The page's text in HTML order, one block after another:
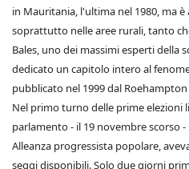
in Mauritania, l'ultima nel 1980, ma
soprattutto nelle aree rurali, tanto
Bales, uno dei massimi esperti della
dedicato un capitolo intero al
pubblicato nel 1999 dal
Nel primo turno delle prime elezioni
parlamento - il 19 novembre scorso
Alleanza progressista popolare,
seggi disponibili. Solo due giorni